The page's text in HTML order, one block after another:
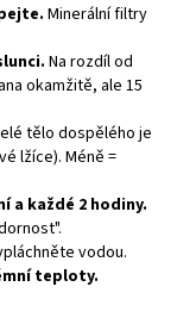
Minerální filtry
Na rozdíl od
okamžitě, ale 15
tělo dospělého je
lžíce). Méně =
a každé 2 hodiny.
vodou.
teploty.